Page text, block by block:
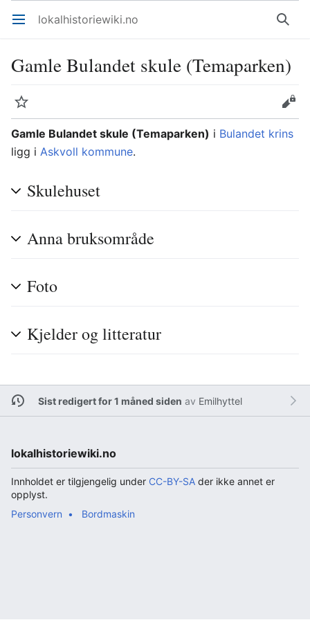
Åpne hovedmenyen lokalhistoriewiki.no Søk
Gamle Bulandet skule (Temaparken)
Overvåk
Rediger
Gamle Bulandet skule (Temaparken) i Bulandet krins
ligg i Askvoll kommune.
Skulehuset
Anna bruksområde
Foto
Kjelder og litteratur
Sist redigert for 1 måned siden av Emilhyttel
lokalhistoriewiki.no
Innholdet er tilgjengelig under CC-BY-SA der ikke annet er
opplyst.
Personvern
Bordmaskin